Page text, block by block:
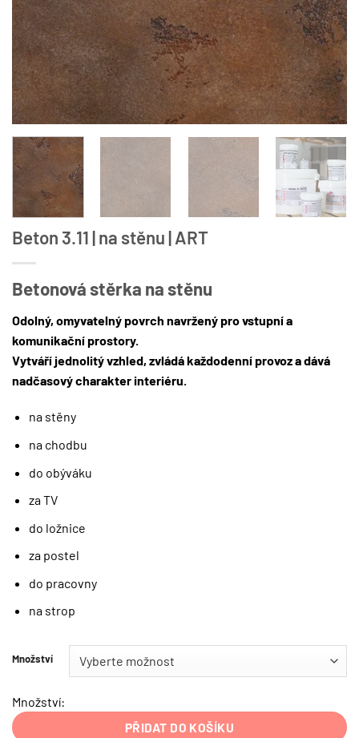
Beton 3.11 | na stěnu | ART
Betonová stěrka na stěnu
Odolný, omyvatelný povrch navržený pro vstupní a
komunikační prostory.
Vytváří jednolitý vzhled, zvládá každodenní provoz a dává
nadčasový charakter interiéru.
na stěny
na chodbu
do obýváku
za TV
do ložnice
za postel
do pracovny
na strop
Množství
Množství:
PŘIDAT DO KOŠÍKU